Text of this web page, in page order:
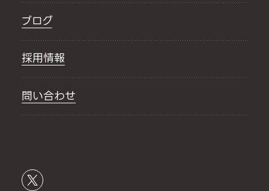
ブログ
採用情報
問い合わせ